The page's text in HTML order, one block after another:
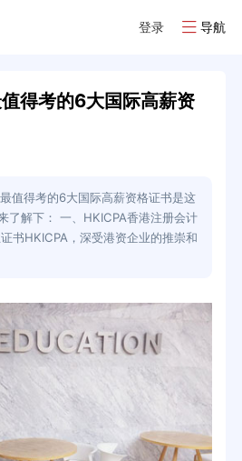
登录 导航
得考的6大国际高薪资
值得考的6大国际高薪资格证书是这
了解下： 一、HKICPA香港注册会计
书HKICPA，深受港资企业的推崇和